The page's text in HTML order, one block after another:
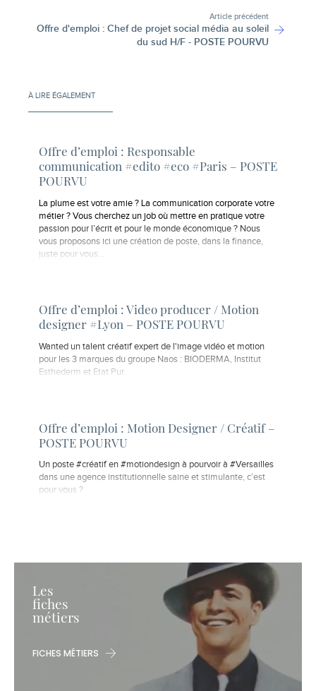
Article précédent
Offre d'emploi : Chef de projet social média au soleil
du sud H/F - POSTE POURVU
À LIRE ÉGALEMENT
Offre d’emploi : Responsable
communication #edito #eco #Paris – POSTE
POURVU
La plume est votre amie ? La communication corporate votre
métier ? Vous cherchez un job où mettre en pratique votre
passion pour l’écrit et pour le monde économique ? Nous
vous proposons ici une création de poste, dans la finance,
juste pour vous…
Offre d’emploi : Video producer / Motion
designer #Lyon – POSTE POURVU
Wanted un talent créatif expert de l'image vidéo et motion
pour les 3 marques du groupe Naos : BIODERMA, Institut
Esthederm et Etat Pur.
Offre d’emploi : Motion Designer / Créatif –
POSTE POURVU
Un poste #créatif en #motiondesign à pourvoir à #Versailles
dans une agence institutionnelle saine et stimulante, c’est
pour vous ?
Les
fiches
métiers
FICHES MÉTIERS